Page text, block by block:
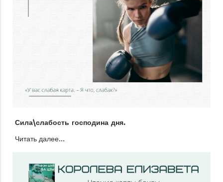
Сила\слабость господина дня.
Читать далее...